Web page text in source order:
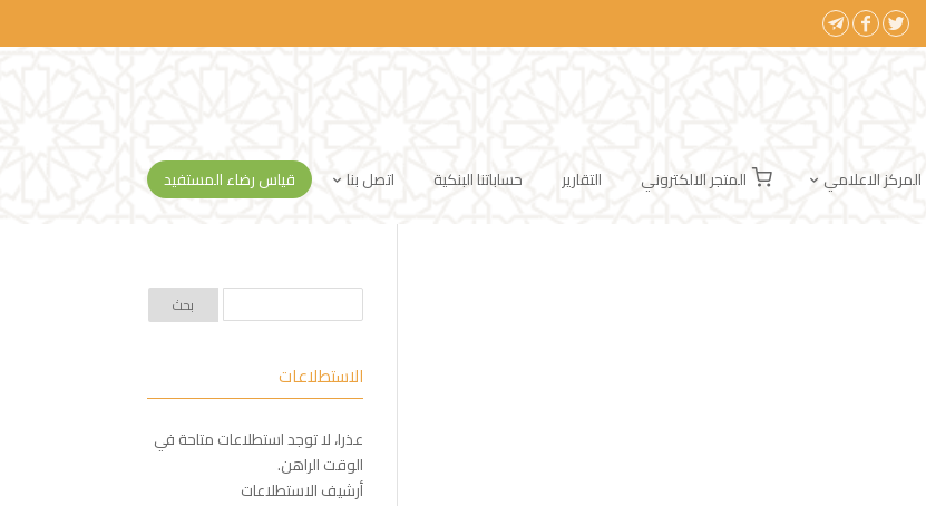
المركز الاعلامي المتجر الالكتروني التقارير حساباتنا البنكية اتصل بنا قياس رضاء المستفيد
الاستطلاعات
عذرا، لا توجد استطلاعات متاحة في
الوقت الراهن.
أرشيف الاستطلاعات